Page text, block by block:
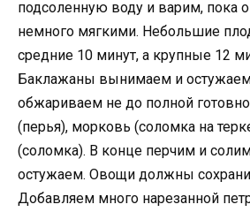
подсоленную воду и варим, пока
немного мягкими. Небольшие
средние 10 минут, а крупные 12
Баклажаны вынимаем и
обжариваем не до полной
(перья), морковь (соломка на
(соломка). В конце перчим и
остужаем. Овощи должны
Добавляем много нарезанной